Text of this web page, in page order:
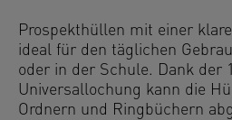
Prospekthüllen mit einer
ideal für den täglichen
oder in der Schule. Dank der
Universallochung kann die
Ordnern und Ringbüchern